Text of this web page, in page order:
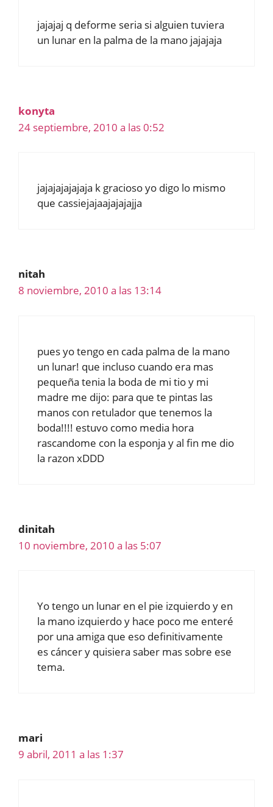
jajajaj q deforme seria si alguien tuviera
un lunar en la palma de la mano jajajaja
konyta
24 septiembre, 2010 a las 0:52
jajajajajajaja k gracioso yo digo lo mismo
que cassiejajaajajajajja
nitah
8 noviembre, 2010 a las 13:14
pues yo tengo en cada palma de la mano
un lunar! que incluso cuando era mas
pequeña tenia la boda de mi tio y mi
madre me dijo: para que te pintas las
manos con retulador que tenemos la
boda!!!! estuvo como media hora
rascandome con la esponja y al fin me dio
la razon xDDD
dinitah
10 noviembre, 2010 a las 5:07
Yo tengo un lunar en el pie izquierdo y en
la mano izquierdo y hace poco me enteré
por una amiga que eso definitivamente
es cáncer y quisiera saber mas sobre ese
tema.
mari
9 abril, 2011 a las 1:37